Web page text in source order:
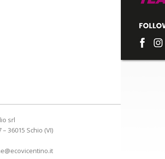
srl
36015 Schio (VI)